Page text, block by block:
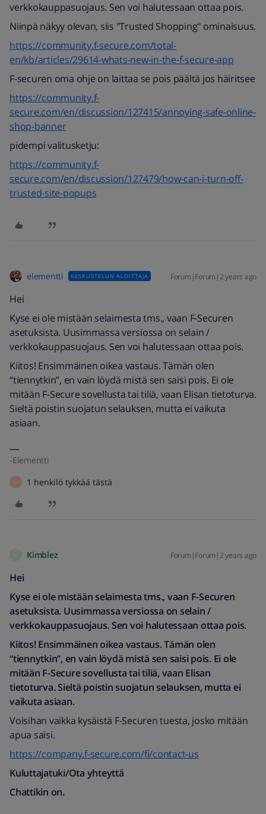
verkkokauppasuojaus. Sen voi halutessaan ottaa pois.
Niinpä näkyy olevan, siis "Trusted Shopping" ominaisuus.
https://community.f-secure.com/total-
en/kb/articles/29614-whats-new-in-the-f-secure-app
F-securen oma ohje on laittaa se pois päältä jos häiritsee
https://community.f-
secure.com/en/discussion/127415/annoying-safe-online-
shop-banner
pidempi valitusketju:
https://community.f-
secure.com/en/discussion/127479/how-can-i-turn-off-
trusted-site-popups
elementti KESKUSTELUN ALOITTAJA Forum|Forum|2 years ago
Hei
Kyse ei ole mistään selaimesta tms., vaan F-Securen
asetuksista. Uusimmassa versiossa on selain /
verkkokauppasuojaus. Sen voi halutessaan ottaa pois.
Kiitos! Ensimmäinen oikea vastaus. Tämän olen
“tiennytkin”, en vain löydä mistä sen saisi pois. Ei ole
mitään F-Secure sovellusta tai tiliä, vaan Elisan tietoturva.
Sieltä poistin suojatun selauksen, mutta ei vaikuta
asiaan.
-Elementti
H 1 henkilö tykkää tästä
Kimblez Forum|Forum|2 years ago
Hei
Kyse ei ole mistään selaimesta tms., vaan F-Securen
asetuksista. Uusimmassa versiossa on selain /
verkkokauppasuojaus. Sen voi halutessaan ottaa pois.
Kiitos! Ensimmäinen oikea vastaus. Tämän olen
“tiennytkin”, en vain löydä mistä sen saisi pois. Ei ole
mitään F-Secure sovellusta tai tiliä, vaan Elisan
tietoturva. Sieltä poistin suojatun selauksen, mutta ei
vaikuta asiaan.
Voisihan vaikka kysäistä F-Securen tuesta, josko mitään
apua saisi.
https://company.f-secure.com/fi/contact-us
Kuluttajatuki/Ota yhteyttä
Chattikin on.